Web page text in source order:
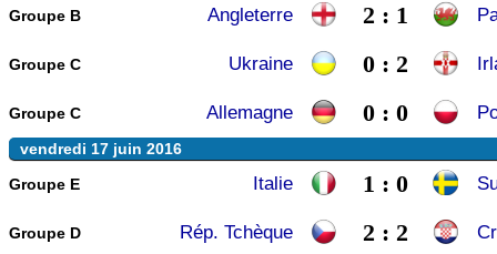
Groupe B
Angleterre 2 : 1
Groupe C Ukraine 0 : 2
Groupe C Allemagne 0 : 0
vendredi 17 juin 2016
Groupe E
Italie 1 : 0
Groupe D Rép. Tchèque 2 : 2